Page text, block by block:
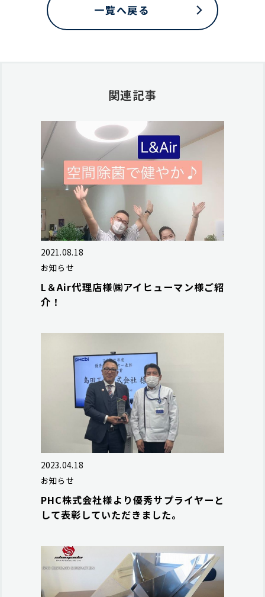
一覧へ戻る
関連記事
2021.08.18
お知らせ
L＆Air代理店様㈱アイヒューマン様ご紹
介！
2023.04.18
お知らせ
PHC株式会社様より優秀サプライヤーと
して表彰していただきました。